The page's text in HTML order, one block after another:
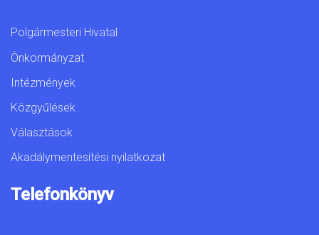
Polgármesteri Hivatal
Önkormányzat
Intézmények
Közgyűlések
Választások
Akadálymentesítési nyilatkozat
Telefonkönyv